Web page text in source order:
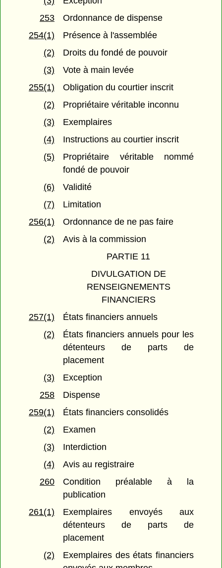
253
Ordonnance de dispense
254(1)
Présence à l'assemblée
(2)
Droits du fondé de pouvoir
(3)
Vote à main levée
255(1)
Obligation du courtier inscrit
(2)
Propriétaire véritable inconnu
(3)
Exemplaires
(4)
Instructions au courtier inscrit
(5)
Propriétaire véritable nommé
fondé de pouvoir
(6)
Validité
(7)
Limitation
256(1)
Ordonnance de ne pas faire
(2)
Avis à la commission
PARTIE 11
DIVULGATION DE
RENSEIGNEMENTS
FINANCIERS
257(1)
États financiers annuels
(2)
États financiers annuels pour les
détenteurs de parts de
placement
(3)
Exception
258
Dispense
259(1)
États financiers consolidés
(2)
Examen
(3)
Interdiction
(4)
Avis au registraire
260
Condition préalable à la
publication
261(1)
Exemplaires envoyés aux
détenteurs de parts de
placement
(2)
Exemplaires des états financiers